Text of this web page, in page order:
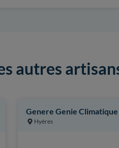
autres
Genere Genie Climatique
Hyères